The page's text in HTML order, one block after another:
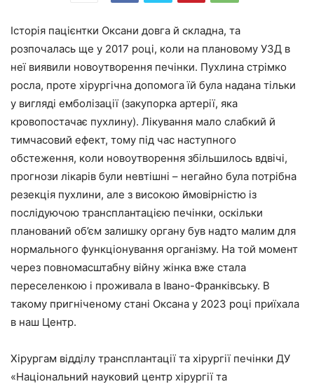
Історія пацієнтки Оксани довга й складна, та
розпочалась ще у 2017 році, коли на плановому УЗД в
неї виявили новоутворення печінки. Пухлина стрімко
росла, проте хірургічна допомога їй була надана тільки
у вигляді емболізації (закупорка артерії, яка
кровопостачає пухлину). Лікування мало слабкий й
тимчасовий ефект, тому під час наступного
обстеження, коли новоутворення збільшилось вдвічі,
прогнози лікарів були невтішні – негайно була потрібна
резекція пухлини, але з високою ймовірністю із
послідуючою трансплантацією печінки, оскільки
планований об’єм залишку органу був надто малим для
нормального функціонування організму. На той момент
через повномасштабну війну жінка вже стала
переселенкою і проживала в Івано-Франківську. В
такому пригніченому стані Оксана у 2023 році приїхала
в наш Центр.
Хірургам відділу трансплантації та хірургії печінки ДУ
«Національний науковий центр хірургії та